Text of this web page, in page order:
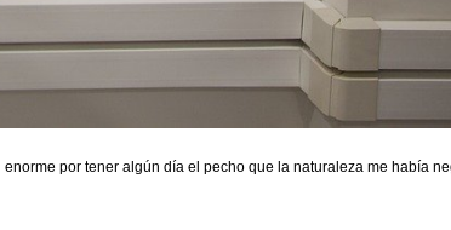
por tener algún día el pecho que la naturaleza me había